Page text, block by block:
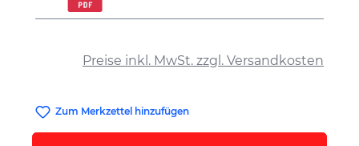
Preise inkl. MwSt. zzgl. Versandkosten
Zum Merkzettel hinzufügen